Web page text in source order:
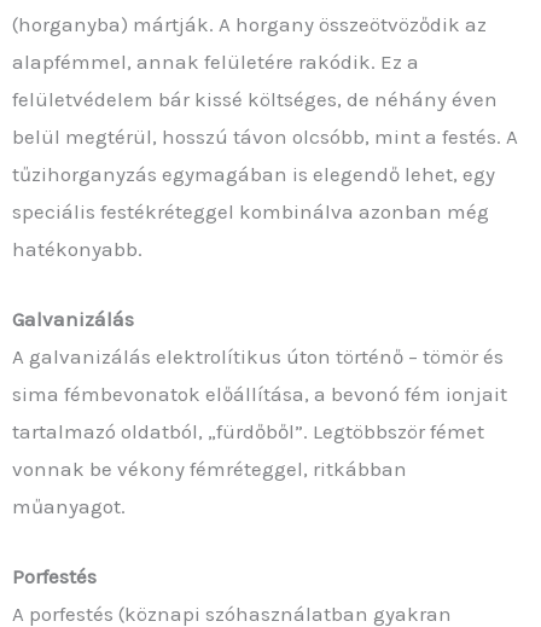
(horganyba) mártják. A horgany összeötvöződik az
alapfémmel, annak felületére rakódik. Ez a
felületvédelem bár kissé költséges, de néhány éven
belül megtérül, hosszú távon olcsóbb, mint a festés. A
tűzihorganyzás egymagában is elegendő lehet, egy
speciális festékréteggel kombinálva azonban még
hatékonyabb.
Galvanizálás
A galvanizálás elektrolítikus úton történő – tömör és
sima fémbevonatok előállítása, a bevonó fém ionjait
tartalmazó oldatból, „fürdőből”. Legtöbbször fémet
vonnak be vékony fémréteggel, ritkábban
műanyagot.
Porfestés
A porfestés (köznapi szóhasználatban gyakran